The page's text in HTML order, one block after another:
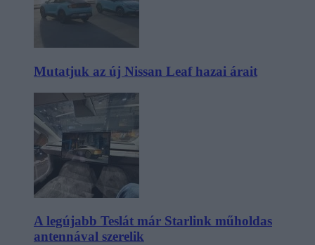
Mutatjuk az új Nissan Leaf hazai árait
A legújabb Teslát már Starlink műholdas
antennával szerelik